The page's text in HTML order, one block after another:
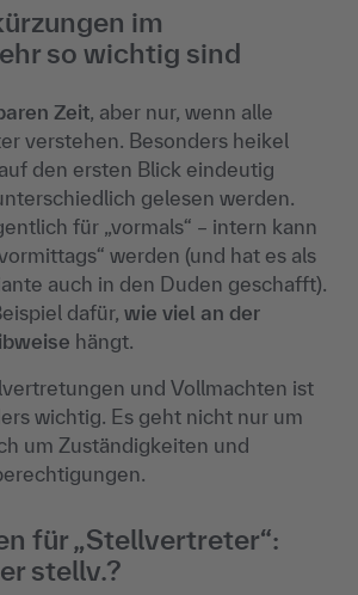
im
so wichtig sind
Zeit, aber nur, wenn alle
verstehen. Besonders heikel
den ersten Blick eindeutig
gelesen werden.
für „vormals“ – intern kann
werden (und hat es als
auch in den Duden geschafft).
dafür, wie viel an der
hängt.
und Vollmachten ist
wichtig. Es geht nicht nur um
um Zuständigkeiten und
für „Stellvertreter“:
stellv.?